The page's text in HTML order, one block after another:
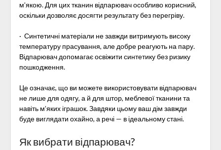
м’якою. Для цих тканин відпарювач особливо корисний,
оскільки дозволяє досягти результату без перегріву.
· Синтетичні матеріали не завжди витримують високу
температуру прасування, але добре реагують на пару.
Відпарювач допомагає освіжити синтетику без ризику
пошкодження.
Це означає, що ви можете використовувати відпарювач
не лише для одягу, а й для штор, меблевої тканини та
навіть м’яких іграшок. Завдяки цьому ваш дім завжди
буде виглядати охайно, а речі — в ідеальному стані.
Як вибрати відпарювач?